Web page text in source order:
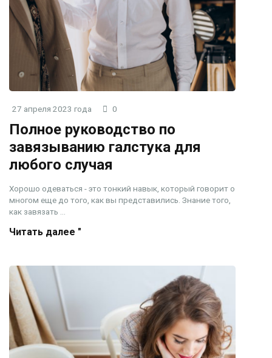
27 апреля 2023 года 0
Полное руководство по
завязыванию галстука для
любого случая
Хорошо одеваться - это тонкий навык, который говорит о
многом еще до того, как вы представились. Знание того,
как завязать ...
Читать далее "